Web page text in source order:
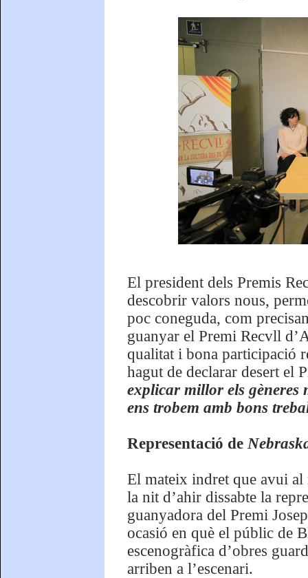
El president dels Premis
descobrir valors nous,
poc coneguda, com
guanyar el Premi Recvll
qualitat i bona participació
hagut de declarar desert el
explicar millor els gèneres
ens trobem amb bons
Representació de
El mateix indret que avui
la nit d’ahir dissabte la
guanyadora del Premi
ocasió en què el públic de
escenogràfica d’obres
arriben a l’escenari.